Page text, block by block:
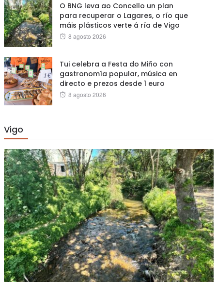
O BNG leva ao Concello un plan
para recuperar o Lagares, o río que
máis plásticos verte á ría de Vigo
Posted
8 agosto 2026
Tui celebra a Festa do Miño con
gastronomía popular, música en
directo e prezos desde 1 euro
Posted
8 agosto 2026
Vigo